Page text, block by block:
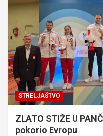
STRELJAŠTVO
ZLATO STIŽE U
pokorio Evropu